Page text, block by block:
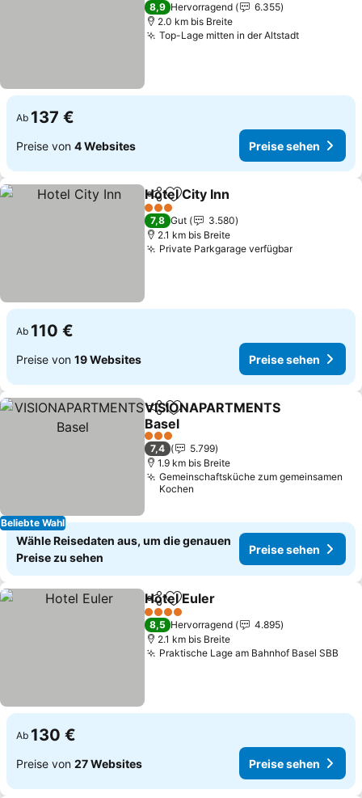
8,9 Hervorragend
6.355
2.0 km bis Breite
Top-Lage mitten in der Altstadt
Ab 137 €
Preise von 4 Websites Preise sehen
TeilenZu Favoriten hinzufügen
Hotel City Inn
3 Sterne
7,8 Gut
3.580
2.1 km bis Breite
Private Parkgarage verfügbar
Ab 110 €
Preise von 19 Websites Preise sehen
Beliebte Wahl
TeilenZu Favoriten hinzufügen
VISIONAPARTMENTS
Basel
3 Sterne
7,4
5.799
1.9 km bis Breite
Gemeinschaftsküche zum gemeinsamen
Kochen
Wähle Reisedaten aus, um die genauen
Preise zu sehen
Preise sehen
TeilenZu Favoriten hinzufügen
Hotel Euler
4 Sterne
8,5 Hervorragend
4.895
2.1 km bis Breite
Praktische Lage am Bahnhof Basel SBB
Ab 130 €
Preise von 27 Websites Preise sehen